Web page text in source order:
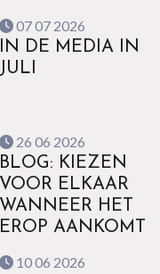
07 07 2026
IN DE MEDIA IN
JULI
26 06 2026
BLOG: KIEZEN
VOOR ELKAAR
WANNEER HET
EROP AANKOMT
10 06 2026